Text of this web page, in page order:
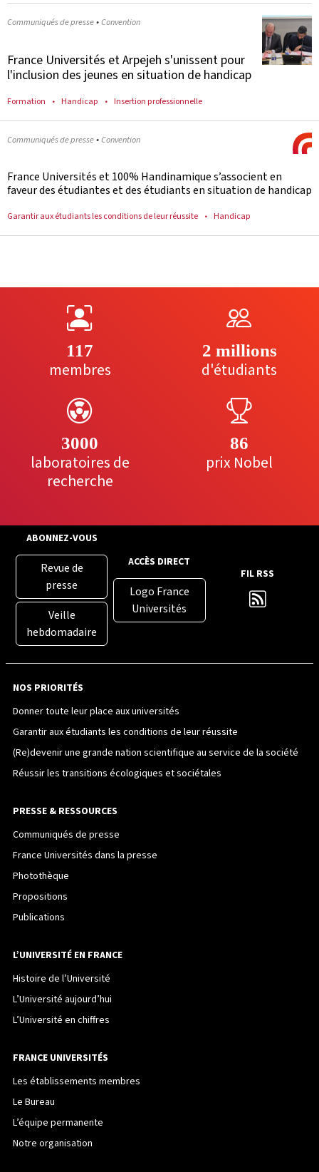
Communiqués de presse•Convention
France Universités et Arpejeh s'unissent pour
l'inclusion des jeunes en situation de handicap
Formation Handicap Insertion professionnelle
Communiqués de presse•Convention
France Universités et 100% Handinamique s’associent en
faveur des étudiantes et des étudiants en situation de handicap
Garantir aux étudiants les conditions de leur réussite Handicap
117
membres
2 millions
d'étudiants
3000
laboratoires de
recherche
86
prix Nobel
ABONNEZ-VOUS
Revue de
presse
Veille
hebdomadaire
ACCÈS DIRECT
Logo France
Universités
FIL RSS
NOS PRIORITÉS
Donner toute leur place aux universités
Garantir aux étudiants les conditions de leur réussite
(Re)devenir une grande nation scientifique au service de la société
Réussir les transitions écologiques et sociétales
PRESSE & RESSOURCES
Communiqués de presse
France Universités dans la presse
Photothèque
Propositions
Publications
L’UNIVERSITÉ EN FRANCE
Histoire de l’Université
L’Université aujourd’hui
L’Université en chiffres
FRANCE UNIVERSITÉS
Les établissements membres
Le Bureau
L’équipe permanente
Notre organisation